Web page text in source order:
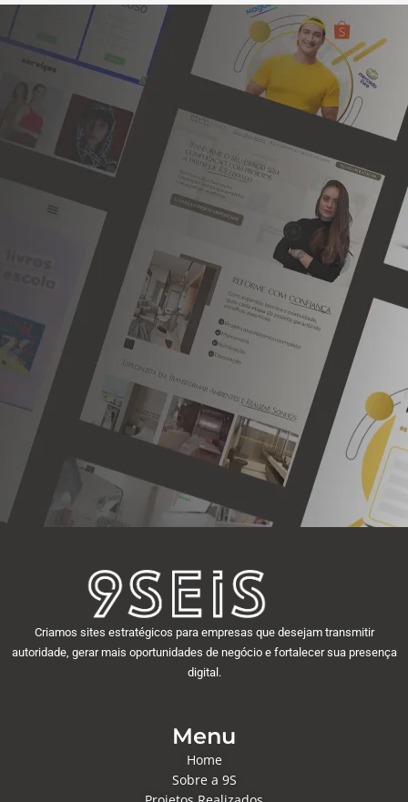
Criamos sites estratégicos para empresas que desejam transmitir
autoridade, gerar mais oportunidades de negócio e fortalecer sua presença
digital.
Menu
Home
Sobre a 9S